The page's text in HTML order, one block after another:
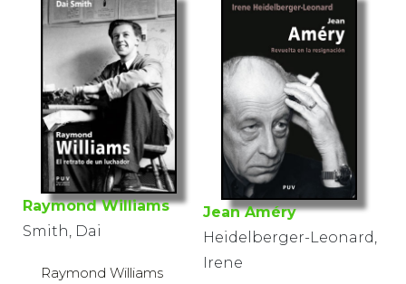
Raymond Williams
Smith, Dai
Raymond Williams
Jean Améry
Heidelberger-Leonard,
Irene